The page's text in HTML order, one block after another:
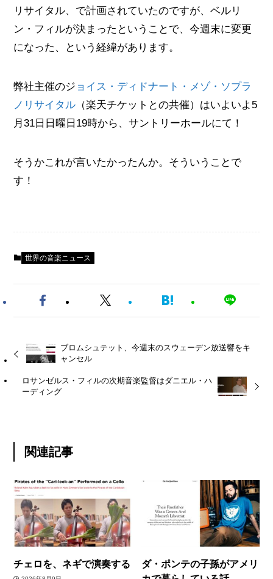
リサイタル、で計画されていたのですが、ベルリ
ン・フィルが決まったということで、今週末に変更
になった、という経緯があります。
弊社主催のジ ョイス・ディドナート・メゾ・ソプラ
ノリサイタル （楽天チケットとの共催）はいよいよ5
月31日日曜日19時から、サントリーホールにて！
そうかこれが言いたかったんか。そういうことで
す！
世界の音楽ニュース
ブロムシュテット、今週末のスウェーデン放送響をキ
ャンセル
ロサンゼルス・フィルの次期音楽監督はダニエル・ハ
ーディング
関連記事
チェロを、ネギで演奏する
ダ・ポンテの子孫がアメリ